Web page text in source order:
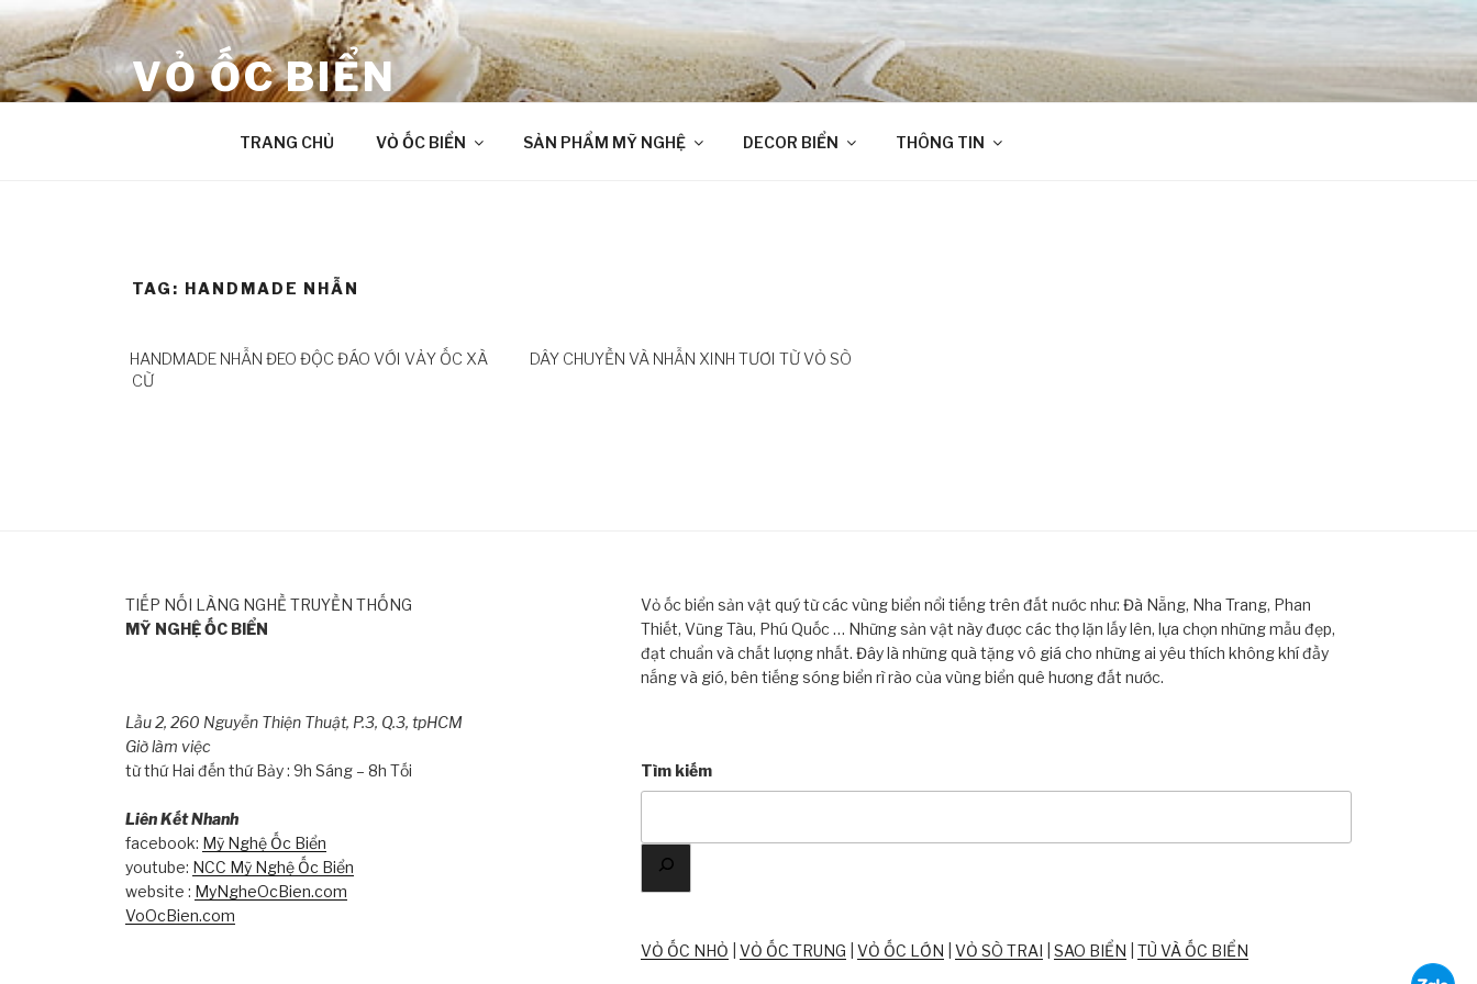
Skip
to
content
VỎ ỐC BIỂN
TRANG CHỦ VỎ ỐC BIỂN SẢN PHẨM MỸ NGHỆ DECOR BIỂN THÔNG TIN
TAG: HANDMADE NHẪN
HANDMADE NHẪN ĐEO ĐỘC ĐÁO VỚI VẢY ỐC XÀ
CỪ
DÂY CHUYỀN VÀ NHẪN XINH TƯƠI TỪ VỎ SÒ
TIẾP NỐI LÀNG NGHỀ TRUYỀN THỐNG
MỸ NGHỆ ỐC BIỂN
Lầu 2, 260 Nguyễn Thiện Thuật, P.3, Q.3, tpHCM
Giờ làm việc
từ thứ Hai đến thứ Bảy : 9h Sáng – 8h Tối
Liên Kết Nhanh
facebook: Mỹ Nghệ Ốc Biển
youtube: NCC Mỹ Nghệ Ốc Biển
website : MyNgheOcBien.com
VoOcBien.com
Vỏ ốc biển sản vật quý từ các vùng biển nổi tiếng trên đất nước như: Đà Nẵng, Nha Trang, Phan
Thiết, Vũng Tàu, Phú Quốc … Những sản vật này được các thợ lặn lấy lên, lựa chọn những mẫu đẹp,
đạt chuẩn và chất lượng nhất. Đây là những quà tặng vô giá cho những ai yêu thích không khí đầy
nắng và gió, bên tiếng sóng biển rì rào của vùng biển quê hương đất nước.
Tìm kiếm
VỎ ỐC NHỎ VỎ ỐC TRUNG VỎ ỐC LỚN VỎ SÒ TRAI SAO BIỂN TÙ VÀ ỐC BIỂN